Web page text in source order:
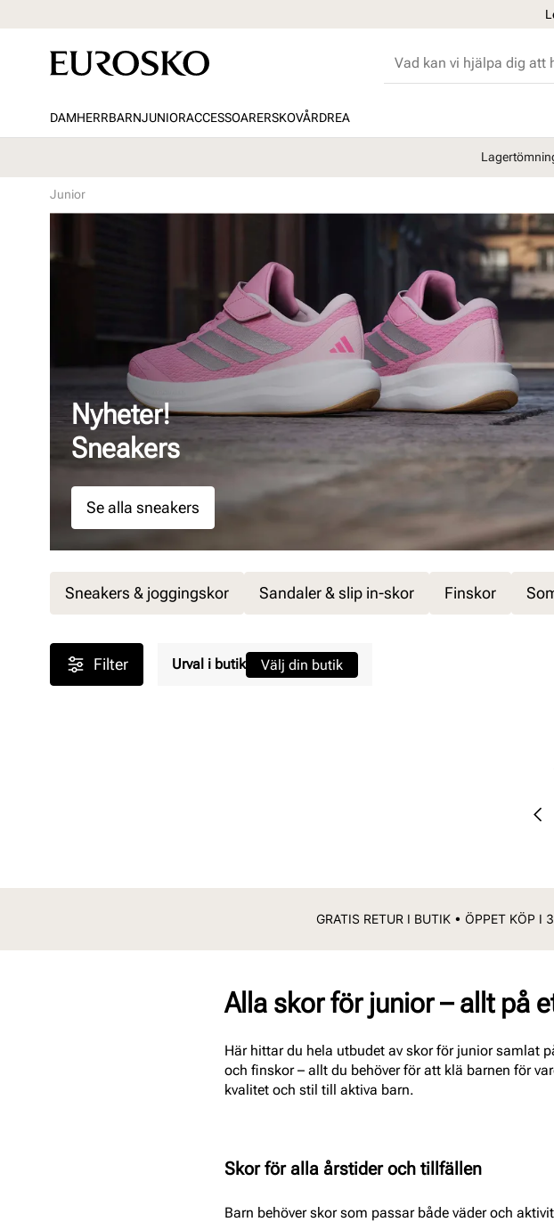
DAMHERRBARNJUNIORACCESSOARERSKOVÅRDREA
Junior
Nyheter!
Sneakers
Se alla sneakers
Sneakers & joggingskor Sandaler & slip in-skor Finskor
Filter Urval i butik Välj din butik
GRATIS RETUR I BUTIK • ÖPPET KÖP I
Alla skor för junior – allt på
Här hittar du hela utbudet av skor för junior samlat
och finskor – allt du behöver för att klä barnen för
kvalitet och stil till aktiva barn.
Skor för alla årstider och tillfällen
Barn behöver skor som passar både väder och